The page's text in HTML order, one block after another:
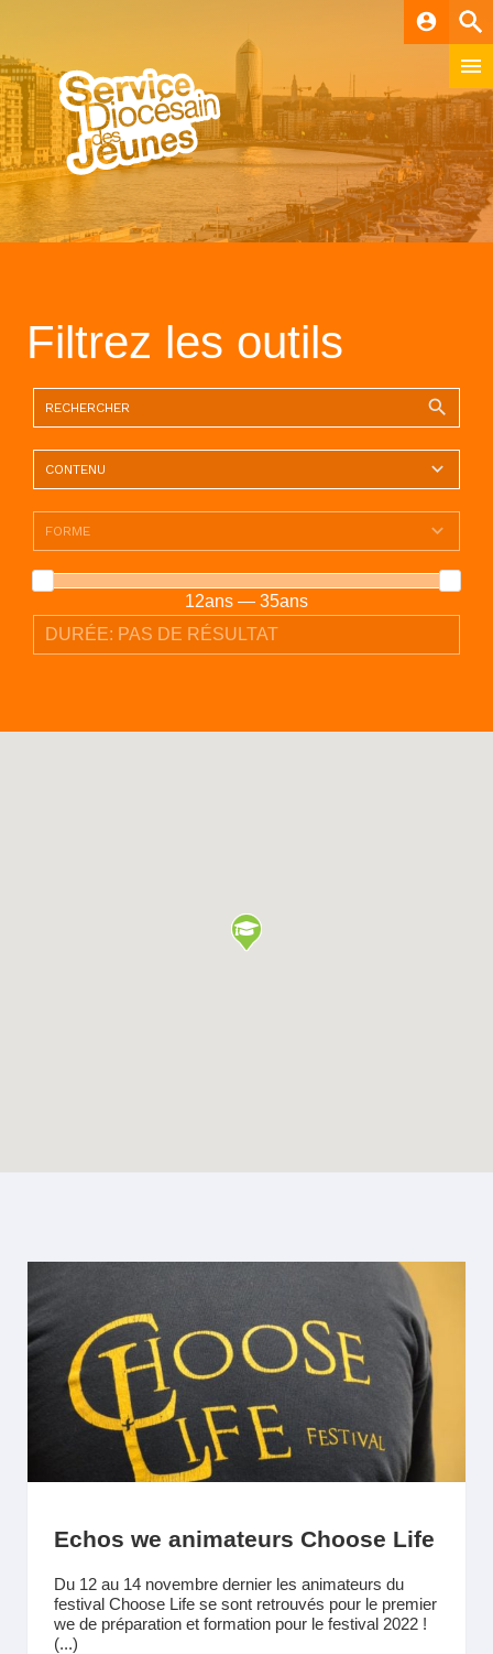
account_circle
Filtrez les outils
12ans — 35ans
Echos we animateurs Choose Life
Du 12 au 14 novembre dernier les animateurs du
festival Choose Life se sont retrouvés pour le premier
we de préparation et formation pour le festival 2022 !
(...)